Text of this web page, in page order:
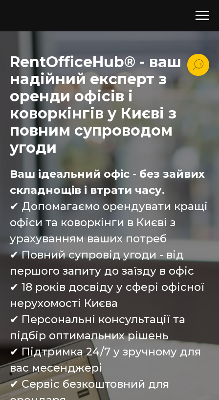
RentOfficeHub® - ваш
надійний експерт з
оренди офісів і
коворкінгів у Києві з
повним супроводом
угоди
Ваш ідеальний офіс - без зайвих
складнощів і втрати часу.
✔ Допомагаємо орендувати кращі
офіси та коворкінги в Києві з
урахуванням ваших потреб
✔ Повний супровід угоди - від
першого запиту до заїзду в офіс
✔ 18 років досвіду у сфері офісної
нерухомості Києва
✔ Персональні консультації та
підбір оптимальних рішень
✔ Підтримка 24/7 у зручному для
вас месенджері
✔ Сервіс безкоштовний для